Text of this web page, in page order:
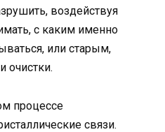
воздействуя
с каким именно
или старым,
очистки.
процессе
связи.